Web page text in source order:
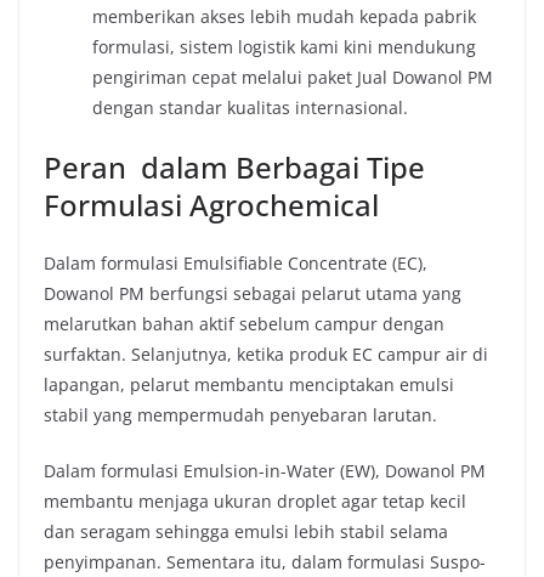
memberikan akses lebih mudah kepada pabrik
formulasi, sistem logistik kami kini mendukung
pengiriman cepat melalui paket Jual Dowanol PM
dengan standar kualitas internasional.
Peran dalam Berbagai Tipe
Formulasi Agrochemical
Dalam formulasi Emulsifiable Concentrate (EC),
Dowanol PM berfungsi sebagai pelarut utama yang
melarutkan bahan aktif sebelum campur dengan
surfaktan. Selanjutnya, ketika produk EC campur air di
lapangan, pelarut membantu menciptakan emulsi
stabil yang mempermudah penyebaran larutan.
Dalam formulasi Emulsion-in-Water (EW), Dowanol PM
membantu menjaga ukuran droplet agar tetap kecil
dan seragam sehingga emulsi lebih stabil selama
penyimpanan. Sementara itu, dalam formulasi Suspo-